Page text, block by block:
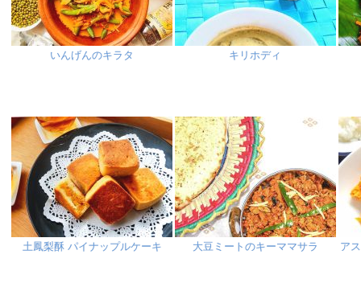
いんげんのキラタ キリホディ
土鳳梨酥 パイナップルケーキ 大豆ミートのキーママサラ ア